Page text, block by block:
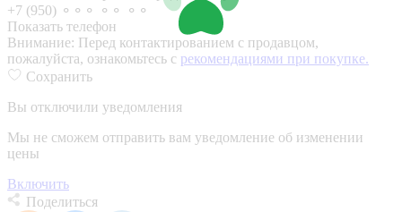
+7 (950) ⚬⚬⚬ ⚬⚬ ⚬⚬
Показать телефон
Внимание: Перед контактированием с продавцом,
пожалуйста, ознакомьтесь с рекомендациями при покупке.
Сохранить
Вы отключили уведомления
Мы не сможем отправить вам уведомление об изменении
цены
Включить
Поделиться